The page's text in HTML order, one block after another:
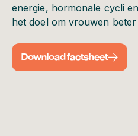
energie, hormonale cycli
het doel om vrouwen
Download factsheet